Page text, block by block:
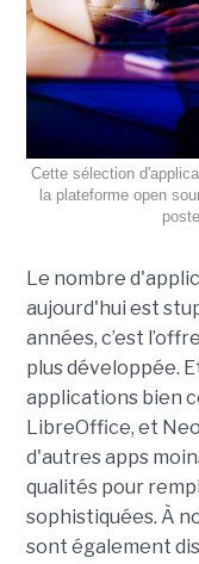
Cette sélection
la plateforme open
Le nombre
aujourd'hui est
années, c’est
plus développée.
applications bien
LibreOffice, et
d'autres apps
qualités pour
sophistiquées. À
sont également